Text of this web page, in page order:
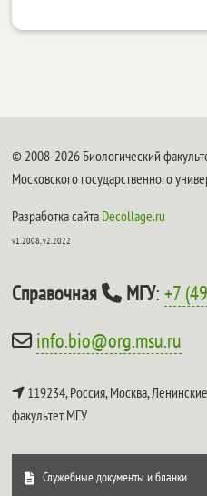
© 2008-2026 Биологический
Московского государственного
Разработка сайта Decollage.ru
v1.2008, v2.2022
Справочная МГУ:+7
info.bio@org.msu.ru
119234, Россия, Москва,
факультет МГУ
Служебные документы и бланки